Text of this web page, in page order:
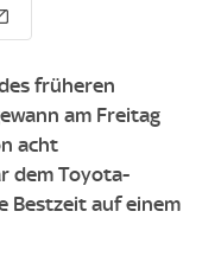
früheren
am Freitag
acht
dem Toyota-
Bestzeit auf einem